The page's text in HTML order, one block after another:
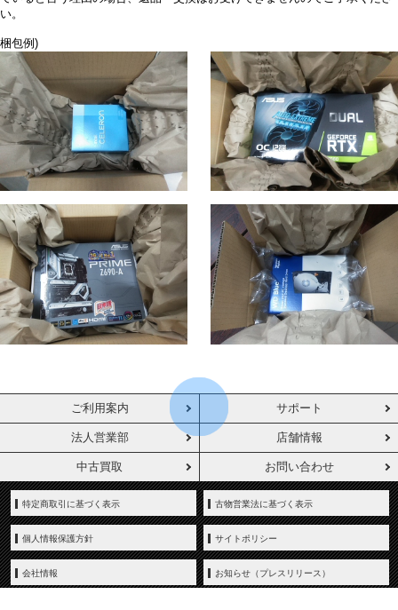
い。
梱包例)
ご利用案内 サポート
法人営業部 店舗情報
中古買取 お問い合わせ
特定商取引に基づく表示 古物営業法に基づく表示
個人情報保護方針 サイトポリシー
会社情報 お知らせ（プレスリリース）